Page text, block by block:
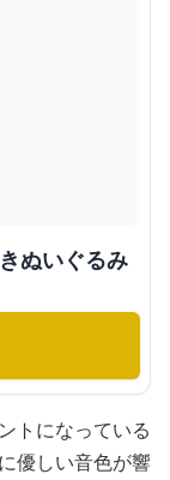
ぬいぐるみ
トになっている
優しい音色が響